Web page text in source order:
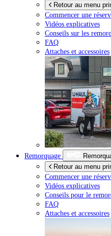
Retour au menu
Commencer une
Vidéos explicatives
Conseils sur les
FAQ
Attaches et accessoires
Remorquage
Retour au menu
Commencer une
Vidéos explicatives
Conseils pour le
FAQ
Attaches et accessoires